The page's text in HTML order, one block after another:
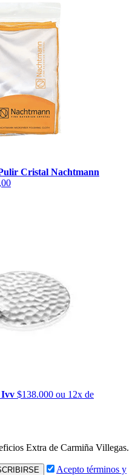
Cristal Nachtmann
Ivv $138.000 ou 12x de
Extra de Carmiña Villegas.
Acepto términos y